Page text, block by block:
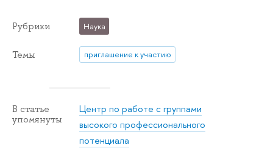
Рубрики Наука
Темы приглашение к участию
В статье
упомянуты
Центр по работе с группами
высокого профессионального
потенциала